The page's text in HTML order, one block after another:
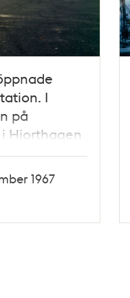
I
på
Hjorthagen
1967